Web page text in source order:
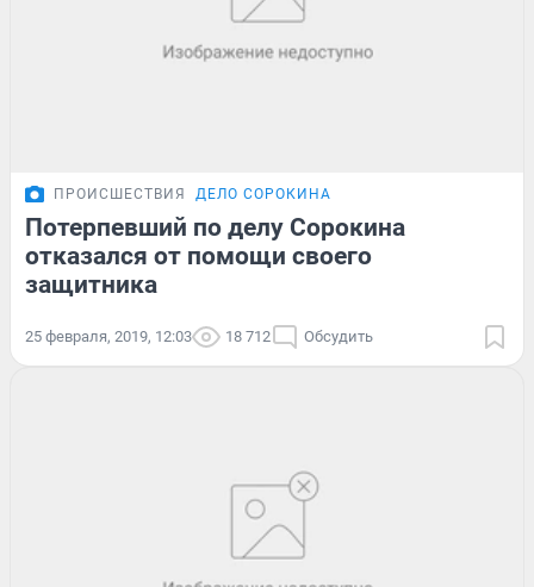
ПРОИСШЕСТВИЯ ДЕЛО СОРОКИНА
Потерпевший по делу Сорокина
отказался от помощи своего
защитника
25 февраля, 2019, 12:03 18 712 Обсудить